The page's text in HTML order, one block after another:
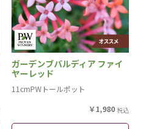
ガーデンブバルディア ファイ
ヤーレッド
11cmPWトールポット
￥1,980 税込